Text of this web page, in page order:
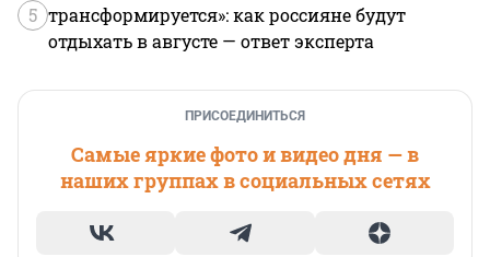
5 трансформируется»: как россияне будут
отдыхать в августе — ответ эксперта
ПРИСОЕДИНИТЬСЯ
Самые яркие фото и видео дня — в
наших группах в социальных сетях